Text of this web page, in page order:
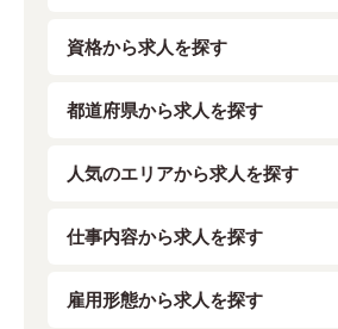
資格から求人を探す
都道府県から求人を探す
人気のエリアから求人を探す
仕事内容から求人を探す
雇用形態から求人を探す